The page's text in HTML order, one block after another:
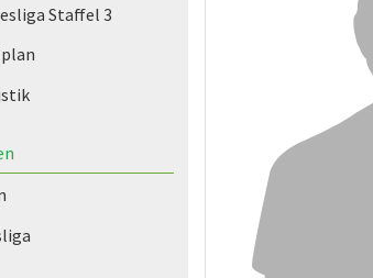
Staffel 3